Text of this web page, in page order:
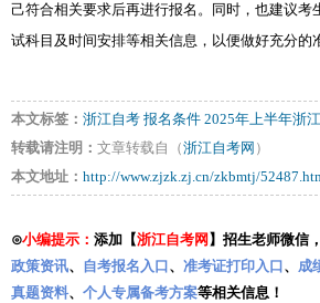
己符合相关要求后再进行报名。同时，也建议考
试科目及时间安排等相关信息，以便做好充分的
本文标签： 浙江自考 报名条件 2025年上半年浙
转载请注明： 文章转载自（浙江自考网 ）
本文地址： http://www.zjzk.zj.cn/zkbmtj/
⊙小编提示： 添加【浙江自考网 】招生老师微信
政策资讯、 自考报名入口 、 准考证打印入口 、 成
真题资料、 个人专属备考方案等相关信息！